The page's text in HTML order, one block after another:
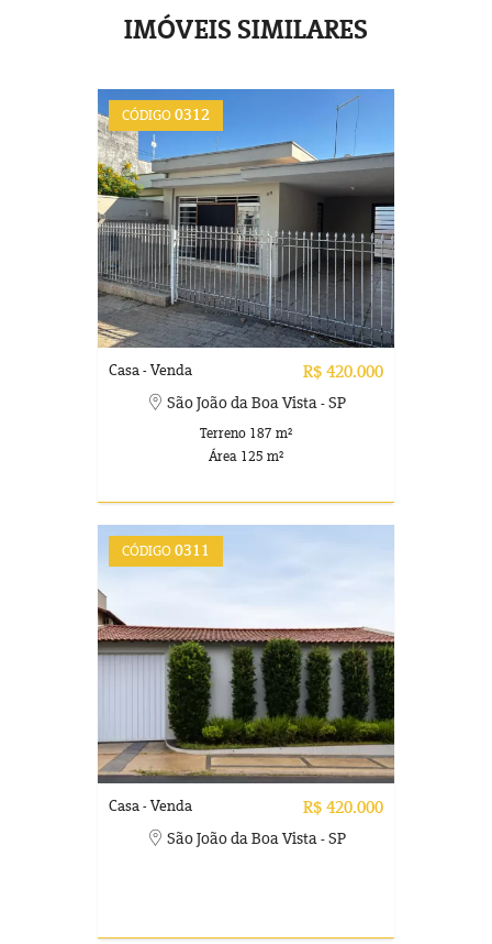
IMÓVEIS SIMILARES
CÓDIGO 0312
Casa - Venda R$ 420.000
São João da Boa Vista - SP
Terreno 187 m²
Área 125 m²
CÓDIGO 0311
Casa - Venda R$ 420.000
São João da Boa Vista - SP